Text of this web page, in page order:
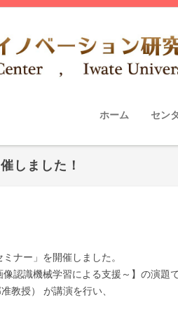
ホーム セン
しました！
ナー」を開催しました。
認識機械学習による支援～】の演題で
教授） が講演を行い、